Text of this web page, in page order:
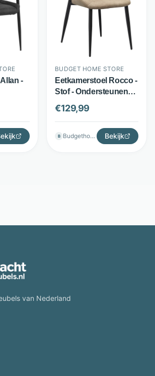
-
BUDGET HOME STORE
Eetkamerstoel Rocco -
Stof - Ondersteunende
schuimvulling - Taupe
- Budget Home Store
€129,99
B Budgethomestore Bekijk
van Nederland